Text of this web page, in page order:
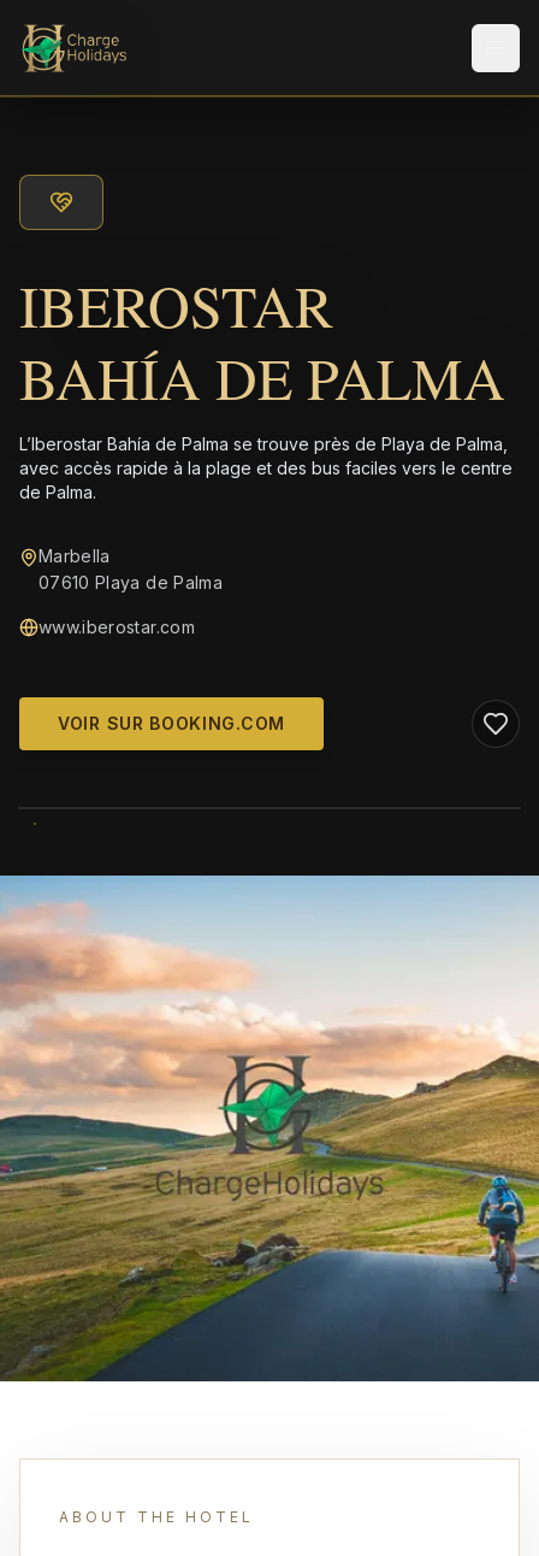
IBEROSTAR
BAHÍA DE PALMA
L’Iberostar Bahía de Palma se trouve près de Playa de Palma,
avec accès rapide à la plage et des bus faciles vers le centre
de Palma.
Marbella
07610 Playa de Palma
www.iberostar.com
VOIR SUR BOOKING.COM
ABOUT THE HOTEL